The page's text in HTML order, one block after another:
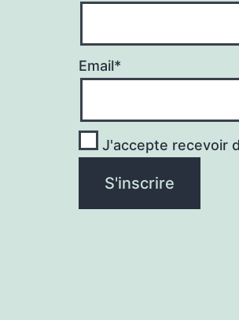
Email*
J'accepte recevoir